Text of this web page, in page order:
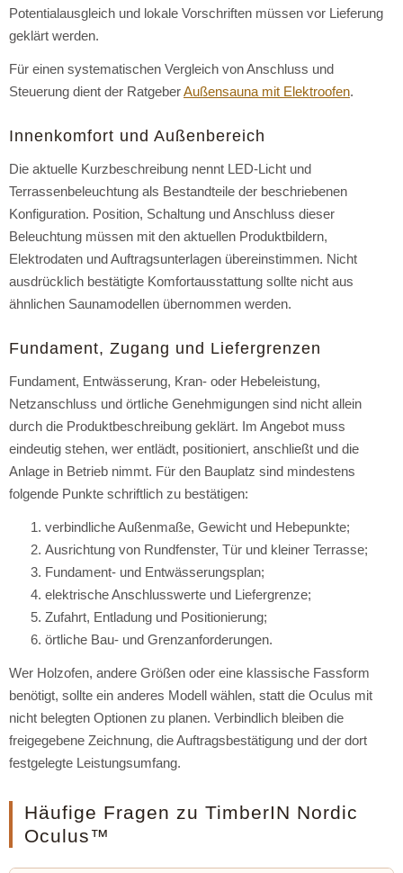
Potentialausgleich und lokale Vorschriften müssen vor Lieferung
geklärt werden.
Für einen systematischen Vergleich von Anschluss und
Steuerung dient der RatgeberAußensauna mit Elektroofen.
Innenkomfort und Außenbereich
Die aktuelle Kurzbeschreibung nennt LED-Licht und
Terrassenbeleuchtung als Bestandteile der beschriebenen
Konfiguration. Position, Schaltung und Anschluss dieser
Beleuchtung müssen mit den aktuellen Produktbildern,
Elektrodaten und Auftragsunterlagen übereinstimmen. Nicht
ausdrücklich bestätigte Komfortausstattung sollte nicht aus
ähnlichen Saunamodellen übernommen werden.
Fundament, Zugang und Liefergrenzen
Fundament, Entwässerung, Kran- oder Hebeleistung,
Netzanschluss und örtliche Genehmigungen sind nicht allein
durch die Produktbeschreibung geklärt. Im Angebot muss
eindeutig stehen, wer entlädt, positioniert, anschließt und die
Anlage in Betrieb nimmt. Für den Bauplatz sind mindestens
folgende Punkte schriftlich zu bestätigen:
verbindliche Außenmaße, Gewicht und Hebepunkte;
Ausrichtung von Rundfenster, Tür und kleiner Terrasse;
Fundament- und Entwässerungsplan;
elektrische Anschlusswerte und Liefergrenze;
Zufahrt, Entladung und Positionierung;
örtliche Bau- und Grenzanforderungen.
Wer Holzofen, andere Größen oder eine klassische Fassform
benötigt, sollte ein anderes Modell wählen, statt die Oculus mit
nicht belegten Optionen zu planen. Verbindlich bleiben die
freigegebene Zeichnung, die Auftragsbestätigung und der dort
festgelegte Leistungsumfang.
Häufige Fragen zu TimberIN Nordic
Oculus™